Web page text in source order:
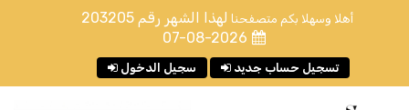
أهلا وسهلا بكم متصفحنا لهذا الشهر رقم 203205
07-08-2026
سجيل الدخول تسجيل حساب جديد